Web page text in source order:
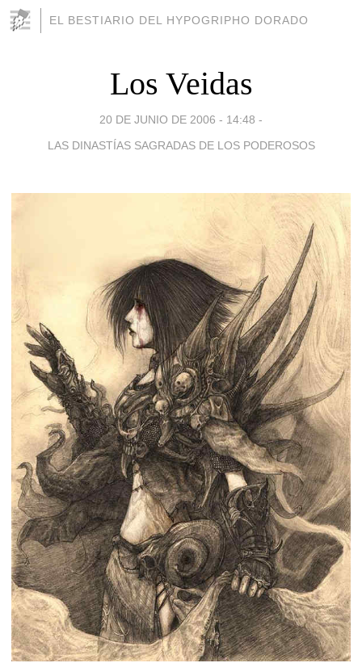
EL BESTIARIO DEL HYPOGRIPHO DORADO
Los Veidas
20 DE JUNIO DE 2006 - 14:48 -
LAS DINASTÍAS SAGRADAS DE LOS PODEROSOS